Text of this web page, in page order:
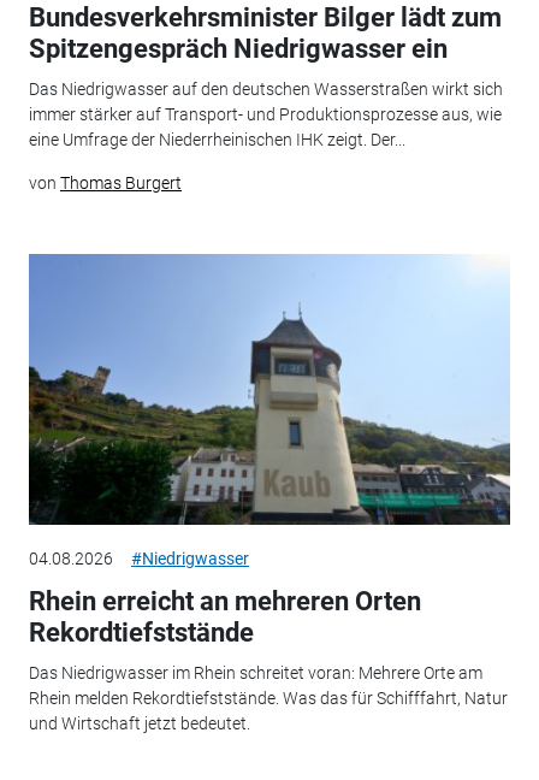
Bundesverkehrsminister Bilger lädt zum
Spitzengespräch Niedrigwasser ein
Das Niedrigwasser auf den deutschen Wasserstraßen wirkt sich
immer stärker auf Transport- und Produktionsprozesse aus, wie
eine Umfrage der Niederrheinischen IHK zeigt. Der...
von Thomas Burgert
04.08.2026 #Niedrigwasser
Rhein erreicht an mehreren Orten
Rekordtiefststände
Das Niedrigwasser im Rhein schreitet voran: Mehrere Orte am
Rhein melden Rekordtiefststände. Was das für Schifffahrt, Natur
und Wirtschaft jetzt bedeutet.